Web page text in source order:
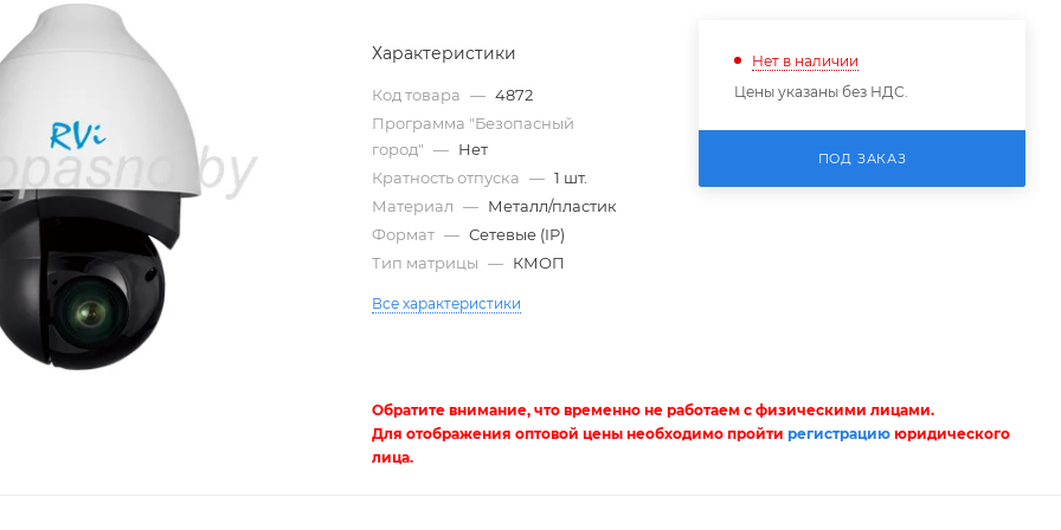
Характеристики
Код товара — 4872
Программа "Безопасный
город" — Нет
Кратность отпуска — 1 шт.
Материал — Металл/пластик
Формат — Сетевые (IP)
Тип матрицы — КМОП
Все характеристики
Нет в наличии
Цены указаны без НДС.
ПОД ЗАКАЗ
Обратите внимание, что временно не работаем с физическими лицами.
Для отображения оптовой цены необходимо пройтирегистрацию юридического
лица.